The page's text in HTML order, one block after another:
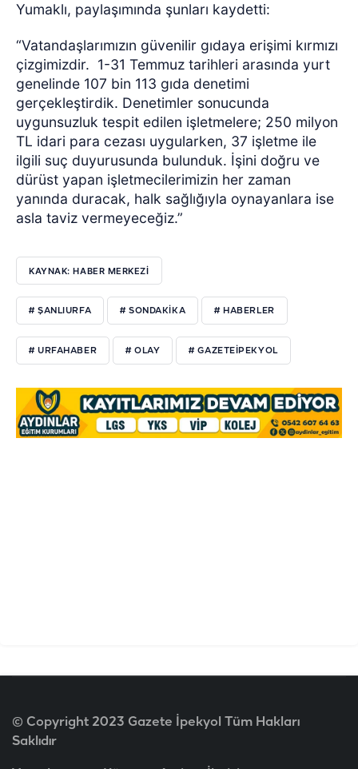
Yumaklı, paylaşımında şunları kaydetti:
“Vatandaşlarımızın güvenilir gıdaya erişimi kırmızı
çizgimizdir. 1-31 Temmuz tarihleri arasında yurt
genelinde 107 bin 113 gıda denetimi
gerçekleştirdik. Denetimler sonucunda
uygunsuzluk tespit edilen işletmelere; 250 milyon
TL idari para cezası uygularken, 37 işletme ile
ilgili suç duyurusunda bulunduk. İşini doğru ve
dürüst yapan işletmecilerimizin her zaman
yanında duracak, halk sağlığıyla oynayanlara ise
asla taviz vermeyeceğiz.”
KAYNAK: HABER MERKEZI
# ŞANLIURFA # SONDAKİKA # HABERLER
# URFAHABER # OLAY # GAZETEİPEKYOL
© Copyright 2023 Gazete İpekyol Tüm Hakları
Saklıdır